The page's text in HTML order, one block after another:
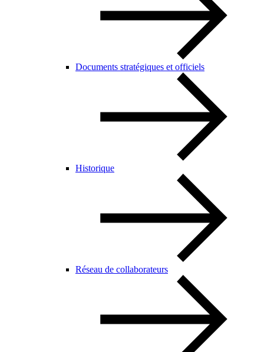
Documents stratégiques et officiels
Historique
Réseau de collaborateurs